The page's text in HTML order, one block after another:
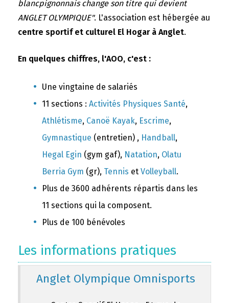
blancpignonnais change son titre qui devient
ANGLET OLYMPIQUE". L'association est hébergée au
centre sportif et culturel El Hogar à Anglet.
En quelques chiffres, l'AOO, c'est :
Une vingtaine de salariés
11 sections : Activités Physiques Santé,
Athlétisme, Canoë Kayak, Escrime,
Gymnastique (entretien) , Handball,
Hegal Egin (gym gaf), Natation, Olatu
Berria Gym (gr), Tennis et Volleyball.
Plus de 3600 adhérents répartis dans les
11 sections qui la composent.
Plus de 100 bénévoles
Les informations pratiques
Anglet Olympique Omnisports